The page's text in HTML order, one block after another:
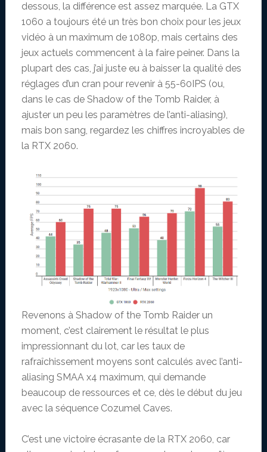
dessous, la différence est assez marquée. La GTX
1060 a toujours été un très bon choix pour les jeux
vidéo à un maximum de 1080p, mais certains des
jeux actuels commencent à la faire peiner. Dans la
plupart des cas, j’ai juste eu à baisser la qualité des
réglages d’un cran pour revenir à 55-60IPS (ou,
dans le cas de Shadow of the Tomb Raider, à
ajuster un peu les paramètres de l’anti-aliasing),
mais bon sang, regardez les chiffres incroyables de
la RTX 2060.
Revenons à Shadow of the Tomb Raider un
moment, c’est clairement le résultat le plus
impressionnant du lot, car les taux de
rafraîchissement moyens sont calculés avec l’anti-
aliasing SMAA x4 maximum, qui demande
beaucoup de ressources et ce, dès le début du jeu
avec la séquence Cozumel Caves.
C’est une victoire écrasante de la RTX 2060, car